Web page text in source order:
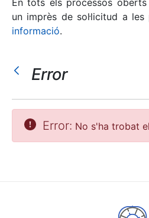
Mostra/Amaga
Mostra/Amaga
En tots els processos oberts
un imprès de sol·licitud a les
informació.
Error
Error: No s'ha trobat